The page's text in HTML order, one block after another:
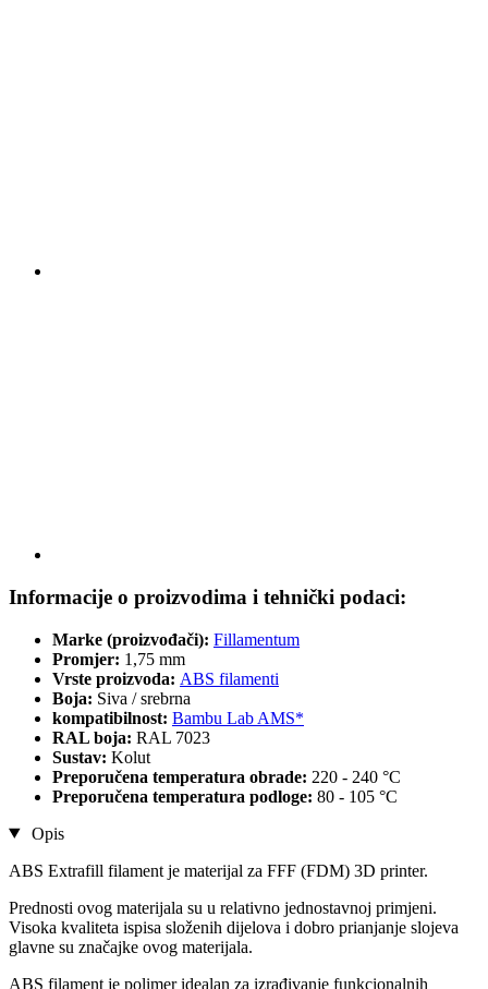
Informacije o proizvodima i tehnički podaci:
Marke (proizvođači): Fillamentum
Promjer: 1,75 mm
Vrste proizvoda: ABS filamenti
Boja: Siva / srebrna
kompatibilnost: Bambu Lab AMS*
RAL boja: RAL 7023
Sustav: Kolut
Preporučena temperatura obrade: 220 - 240 °C
Preporučena temperatura podloge: 80 - 105 °C
Opis
ABS Extrafill filament je materijal za FFF (FDM) 3D printer.
Prednosti ovog materijala su u relativno jednostavnoj primjeni.
Visoka kvaliteta ispisa složenih dijelova i dobro prianjanje slojeva
glavne su značajke ovog materijala.
ABS filament je polimer idealan za izrađivanje funkcionalnih